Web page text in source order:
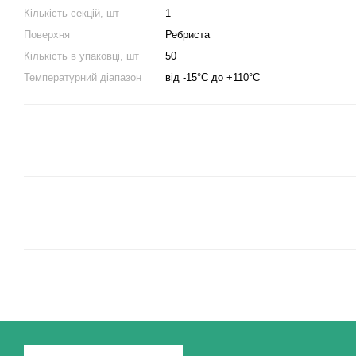
Кількість секцій, шт
1
Поверхня
Ребриста
Кількість в упаковці, шт
50
Температурний діапазон
від -15°C до +110°C